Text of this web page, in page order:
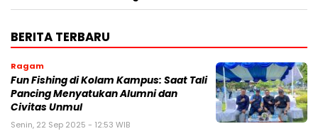
BERITA TERBARU
Ragam
Fun Fishing di Kolam Kampus: Saat Tali
Pancing Menyatukan Alumni dan
Civitas Unmul
Senin, 22 Sep 2025 - 12:53 WIB